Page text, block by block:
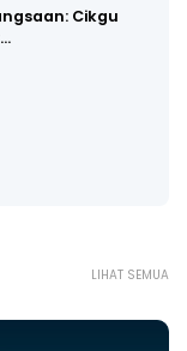
Cikgu
LIHAT SEMUA